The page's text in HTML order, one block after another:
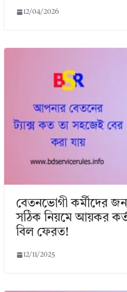
12/04/2026
বেতনভোগী কর্মীদের
সঠিক নিয়মে আয়কর
বিল ফেরত!
12/11/2025